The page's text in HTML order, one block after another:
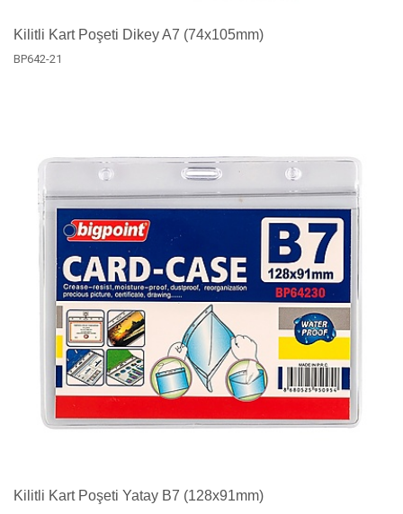
Kilitli Kart Poşeti Dikey A7 (74x105mm)
BP642-21
Kilitli Kart Poşeti Yatay B7 (128x91mm)